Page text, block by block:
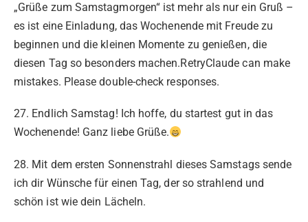
„Grüße zum Samstagmorgen“ ist mehr als nur ein Gruß –
es ist eine Einladung, das Wochenende mit Freude zu
beginnen und die kleinen Momente zu genießen, die
diesen Tag so besonders machen.RetryClaude can make
mistakes. Please double-check responses.
27. Endlich Samstag! Ich hoffe, du startest gut in das
Wochenende! Ganz liebe Grüße.
28. Mit dem ersten Sonnenstrahl dieses Samstags sende
ich dir Wünsche für einen Tag, der so strahlend und
schön ist wie dein Lächeln.